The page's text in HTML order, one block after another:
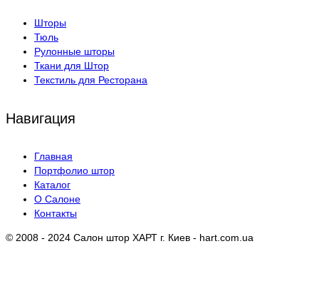
Шторы
Тюль
Рулонные шторы
Ткани для Штор
Текстиль для Ресторана
Навигация
Главная
Портфолио штор
Каталог
О Салоне
Контакты
© 2008 - 2024 Салон штор ХАРТ г. Киев - hart.com.ua